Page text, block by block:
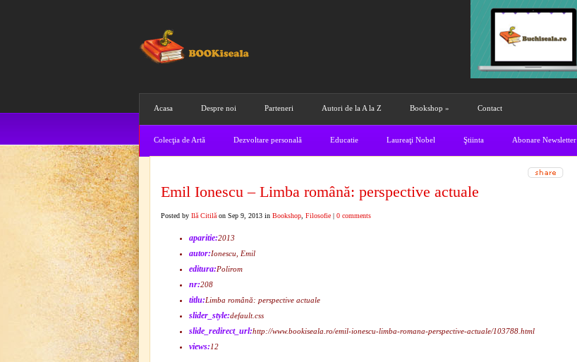
Acasa Despre noi Parteneri Autori de la A la Z Bookshop » Contact
Colecţia de Artă Dezvoltare personală Educatie Laureaţi Nobel Ştiinta Abonare Newsletter
Emil Ionescu – Limba română: perspective actuale
Posted by Ilă Citilă on Sep 9, 2013 in Bookshop Filosofie | 0 comments
aparitie:2013
autor:Ionescu, Emil
editura:Polirom
nr:208
titlu:Limba română: perspective actuale
slider_style:default.css
slide_redirect_url:http://www.bookiseala.ro/emil-ionescu-limba-romana-perspective-actuale/103788.html
views:12